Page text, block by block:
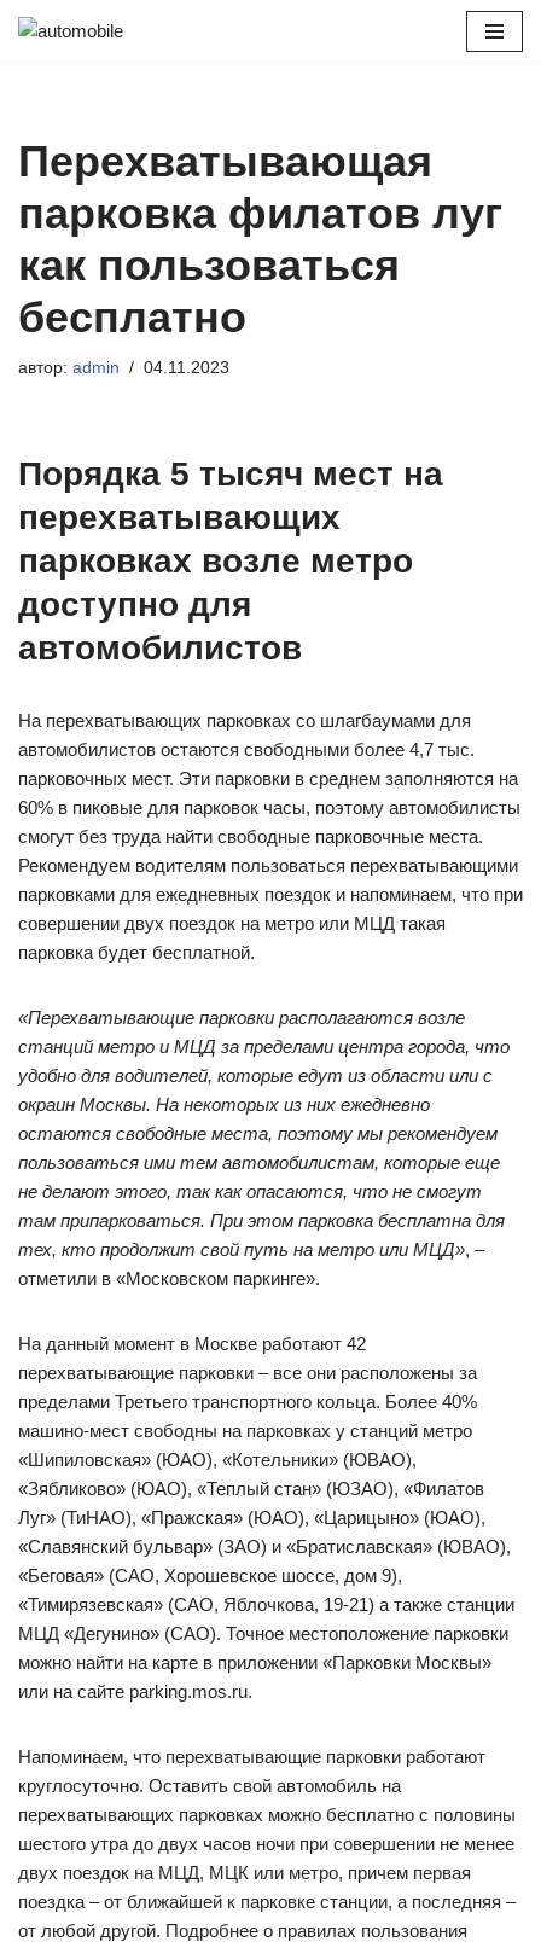
Перехватывающая
парковка филатов луг
как пользоваться
бесплатно
автор: admin 04.11.2023
Порядка 5 тысяч мест на
перехватывающих
парковках возле метро
доступно для
автомобилистов
На перехватывающих парковках со шлагбаумами для
автомобилистов остаются свободными более 4,7 тыс.
парковочных мест. Эти парковки в среднем заполняются на
60% в пиковые для парковок часы, поэтому автомобилисты
смогут без труда найти свободные парковочные места.
Рекомендуем водителям пользоваться перехватывающими
парковками для ежедневных поездок и напоминаем, что при
совершении двух поездок на метро или МЦД такая
парковка будет бесплатной.
«Перехватывающие парковки располагаются возле
станций метро и МЦД за пределами центра города, что
удобно для водителей, которые едут из области или с
окраин Москвы. На некоторых из них ежедневно
остаются свободные места, поэтому мы рекомендуем
пользоваться ими тем автомобилистам, которые еще
не делают этого, так как опасаются, что не смогут
там припарковаться. При этом парковка бесплатна для
тех, кто продолжит свой путь на метро или МЦД», –
отметили в «Московском паркинге».
На данный момент в Москве работают 42
перехватывающие парковки – все они расположены за
пределами Третьего транспортного кольца. Более 40%
машино-мест свободны на парковках у станций метро
«Шипиловская» (ЮАО), «Котельники» (ЮВАО),
«Зябликово» (ЮАО), «Теплый стан» (ЮЗАО), «Филатов
Луг» (ТиНАО), «Пражская» (ЮАО), «Царицыно» (ЮАО),
«Славянский бульвар» (ЗАО) и «Братиславская» (ЮВАО),
«Беговая» (САО, Хорошевское шоссе, дом 9),
«Тимирязевская» (САО, Яблочкова, 19-21) а также станции
МЦД «Дегунино» (САО). Точное местоположение парковки
можно найти на карте в приложении «Парковки Москвы»
или на сайте parking.mos.ru.
Напоминаем, что перехватывающие парковки работают
круглосуточно. Оставить свой автомобиль на
перехватывающих парковках можно бесплатно с половины
шестого утра до двух часов ночи при совершении не менее
двух поездок на МЦД, МЦК или метро, причем первая
поездка – от ближайшей к парковке станции, а последняя –
от любой другой. Подробнее о правилах пользования